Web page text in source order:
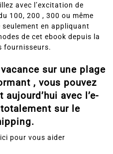
avec l’excitation de
100, 200 , 300 ou même
en appliquant
de cet ebook depuis la
fournisseurs.
sur une plage
, vous pouvez
avec l’e-
sur le
pour vous aider